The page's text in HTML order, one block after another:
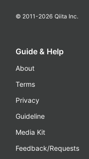
© 2011-2026 Qiita Inc.
Guide & Help
About
Terms
Privacy
Guideline
Media Kit
Feedback/Requests